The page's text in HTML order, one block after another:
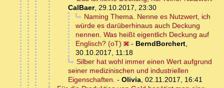
CalBaer, 29.10.2017, 23:30
Naming Thema. Nenne es Nutzwert, ich
würde es darüberhinaus auch Deckung
nennen. Was heißt eigentlich Deckung auf
Englisch? (oT)
- BerndBorchert,
30.10.2017, 11:18
Silber hat wohl immer einen Wert aufgrund
seiner medizinischen und industriellen
Eigenschaften. - Olivia, 02.11.2017, 16:41